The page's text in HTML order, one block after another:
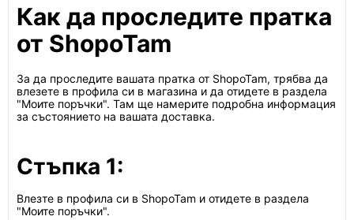
Как да проследите пратка
от ShopoTam
За да проследите вашата пратка от ShopoTam, трябва да
влезете в профила си в магазина и да отидете в раздела
"Моите поръчки". Там ще намерите подробна информация
за състоянието на вашата доставка.
Стъпка 1:
Влезте в профила си в ShopoTam и отидете в раздела
"Моите поръчки".